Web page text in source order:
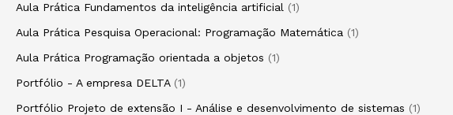
Aula Prática Fundamentos da inteligência artificial
1
Aula Prática Pesquisa Operacional: Programação Matemática
1
Aula Prática Programação orientada a objetos
1
Portfólio - A empresa DELTA
1
Portfólio Projeto de extensão I - Análise e desenvolvimento de sistemas
1